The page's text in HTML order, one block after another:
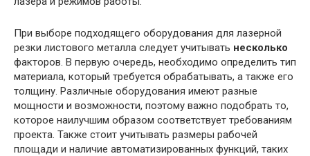
При выборе подходящего оборудования для лазерной
резки листового металла следует учитывать несколько
факторов. В первую очередь, необходимо определить тип
материала, который требуется обрабатывать, а также его
толщину. Различные оборудования имеют разные
мощности и возможности, поэтому важно подобрать то,
которое наилучшим образом соответствует требованиям
проекта. Также стоит учитывать размеры рабочей
площади и наличие автоматизированных функций, таких